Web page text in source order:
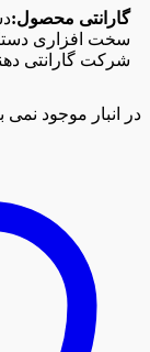
گارانتی محصول:
سخت افزاری
شرکت گارانتی
در انبار موجود نمی